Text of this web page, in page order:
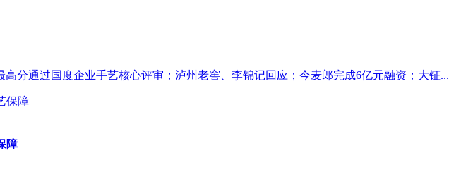
分通过国度企业手艺核心评审；泸州老窖、李锦记回应；今麦郎完成6亿元融资；大钲...
障